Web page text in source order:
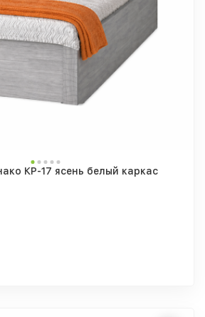
КР-17 ясень белый каркас